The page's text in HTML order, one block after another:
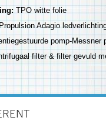
TPO witte folie
Adagio
pomp-Messner
filter & filter gevuld